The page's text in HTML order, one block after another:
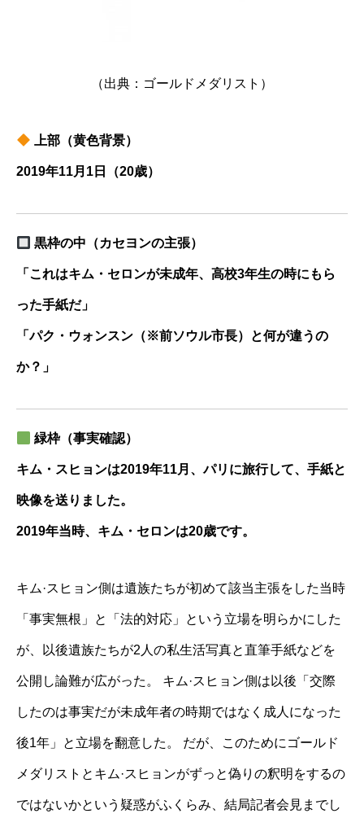
（出典：ゴールドメダリスト）
上部（黄色背景）
2019年11月1日（20歳）
黒枠の中（カセヨンの主張）
「これはキム・セロンが未成年、高校3年生の時にもら
った手紙だ」
「パク・ウォンスン（※前ソウル市長）と何が違うの
か？」
緑枠（事実確認）
キム・スヒョンは2019年11月、パリに旅行して、手紙と
映像を送りました。
2019年当時、キム・セロンは20歳です。
キム·スヒョン側は遺族たちが初めて該当主張をした当時
「事実無根」と「法的対応」という立場を明らかにした
が、以後遺族たちが2人の私生活写真と直筆手紙などを
公開し論難が広がった。 キム·スヒョン側は以後「交際
したのは事実だが未成年者の時期ではなく成人になった
後1年」と立場を翻意した。 だが、このためにゴールド
メダリストとキム·スヒョンがずっと偽りの釈明をするの
ではないかという疑惑がふくらみ、結局記者会見までし